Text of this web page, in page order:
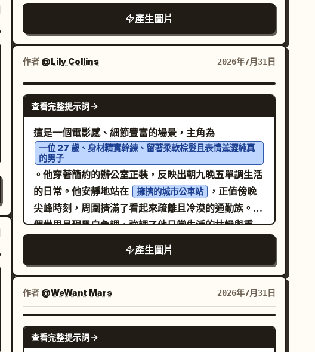
頭。紅黑色賽車風格制服，方向盤、儀表與座椅結構清
晰；身體與設備間有精確的物理互動，無穿模現象。 影
格 4： 粉色大頭貼機內部。鏡頭靠近外側簾幕；女性從
兩片粉色塑膠簾幕間探出上半身，彷彿在拍照後尋找朋
友。黑白色蕾絲制服，雙手隱藏在簾幕後，聚焦於雙
眼、微張的雙唇以及近距離閃光燈照明。 負面提示詞：
未成年感、玩偶臉、過度磨皮、塑膠感皮膚、隨機臉部光
斑、完美的商業廣告感、現代高清電影畫質、人物懸浮、設
大的前景肢體、多指、肢體重複、亂碼文字、真實品牌標
誌、浮水印。
產生圖片
作者 @Lily Collins 2026年7月31日
GPT IMAGE 2
查看完整提示詞
這是一個電影感、細節豐富的場景，主角為
一位 27 歲、身材精實幹練、留著柔軟棕髮且表情羞澀純真
的男子
。他穿著簡約的辦公室正裝，反映出朝九晚五單調生活
的日常。他安靜地站在
擁擠的城市公車站
，正值傍晚
尖峰時刻，周圍擠滿了看起來疏離且冷漠的通勤族。整
個世界呈現黑白色調，強調了他日常生活的枯燥與重
複。烏雲在頭頂聚集，雨水突然傾盆而下。當周圍的人
都急忙撐傘或尋找遮蔽處時，他只是低著頭，默默地接
受雨水的洗禮。就在那一刻，一位
25 歲、皮膚白皙、氣質優雅且帶著溫暖真誠笑容的女子 走
到他身邊。她輕輕地伸出雨傘，為兩人遮雨。當他抬起
頭與她四目相對時，兩人交換了一個安靜而真摯的微
笑。就在他們眼神交會的瞬間，黑白世界開始轉變為鮮
產生圖片
作者 @WeWant Mars 2026年7月31日
GPT IMAGE 2
查看完整提示詞